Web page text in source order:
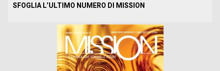
SFOGLIA L’ULTIMO NUMERO DI MISSION